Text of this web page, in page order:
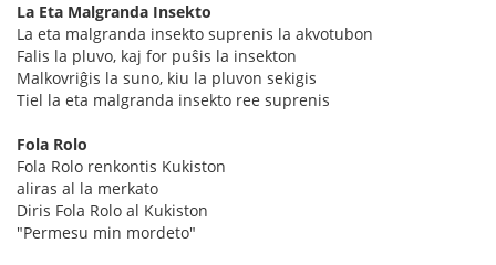
La Eta Malgranda Insekto
La eta malgranda insekto suprenis la akvotubon
Falis la pluvo, kaj for puŝis la insekton
Malkovriĝis la suno, kiu la pluvon sekigis
Tiel la eta malgranda insekto ree suprenis
Fola Rolo
Fola Rolo renkontis Kukiston
aliras al la merkato
Diris Fola Rolo al Kukiston
"Permesu min mordeto"